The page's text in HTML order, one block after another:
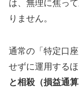
は、無理に焦っ
りません。
通常の「特定口
せずに運用するほ
と相殺（損益通